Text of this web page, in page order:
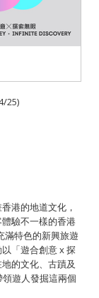
25)
港的地道文化，
驗不一樣的香港
滿特色的新興旅遊
「遊合創意 x 探
的文化、古蹟及
遊人發掘這兩個